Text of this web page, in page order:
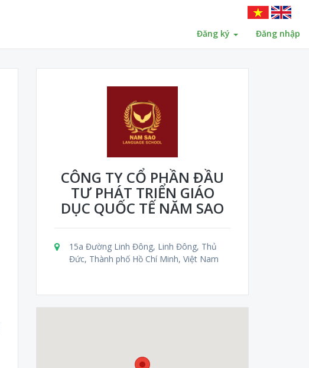
Đăng ký
Đăng nhập
CÔNG TY CỔ PHẦN ĐẦU
TƯ PHÁT TRIỂN GIÁO
DỤC QUỐC TẾ NĂM SAO
15a Đường Linh Đông, Linh Đông, Thủ
Đức, Thành phố Hồ Chí Minh, Việt Nam